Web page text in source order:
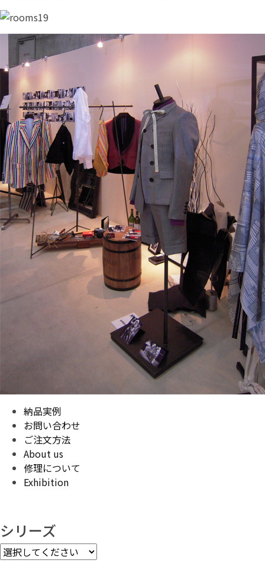
納品実例
お問い合わせ
ご注文方法
About us
修理について
Exhibition
シリーズ